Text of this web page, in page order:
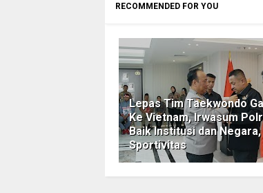
RECOMMENDED FOR YOU
Lepas Tim Taekwondo
Ke Vietnam, Irwasum
Baik Institusi dan
Sportivitas